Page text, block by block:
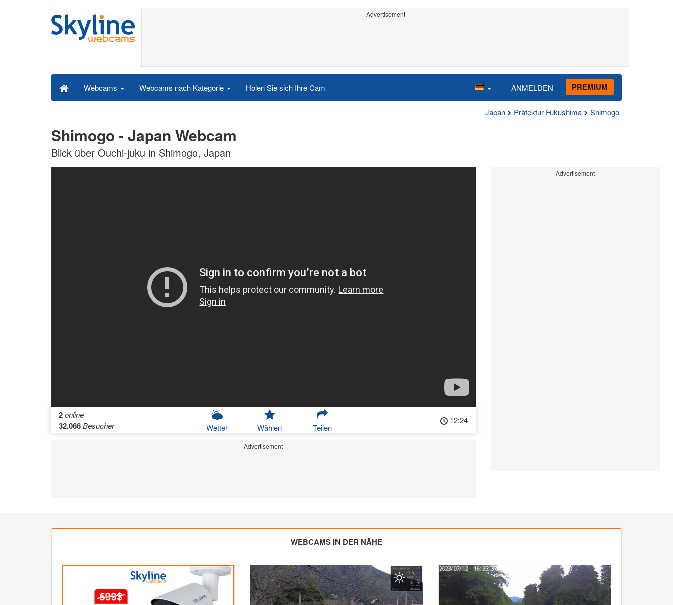
Advertisement
Webcams Webcams nach Kategorie Holen Sie sich Ihre Cam ANMELDEN PREMIUM
Japan Präfektur Fukushima Shimogo
Shimogo - Japan Webcam
Blick über Ouchi-juku in Shimogo, Japan
2online
32.066Besucher Wetter Wählen Teilen
12:24
Advertisement
Advertisement
WEBCAMS IN DER NÄHE